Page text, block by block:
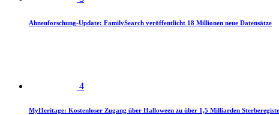
Ahnenforschung-Update: FamilySearch veröffentlicht 18 Millionen neue Datensätze
4
MyHeritage: Kostenloser Zugang über Halloween zu über 1,5 Milliarden